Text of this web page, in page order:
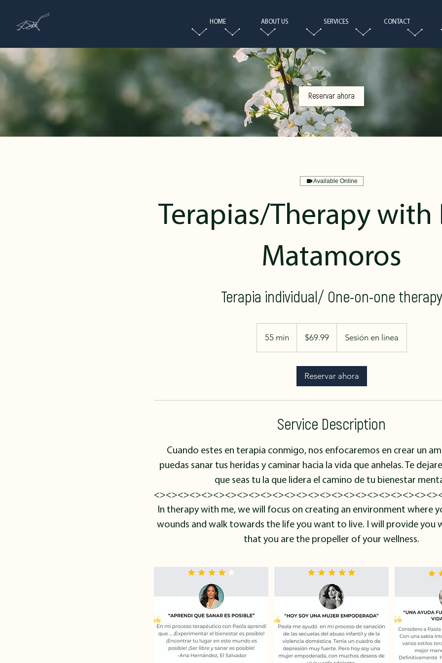
HOME ABOUT US SERVICES CONTACT
Reservar ahora
Available Online
Terapias/Therapy with
Matamoros
Terapia individual/ One-on-one therapy
55 min
5
dollars$69.99 Sesión en linea
Reservar ahora
Service Description
Cuando estes en terapia conmigo, nos enfocaremos en crear un
puedas sanar tus heridas y caminar hacia la vida que anhelas. Te
que seas tu la que lidera el camino de tu bienestar
In therapy with me, we will focus on creating an environment where
wounds and walk towards the life you want to live. I will provide you
that you are the propeller of your wellness.